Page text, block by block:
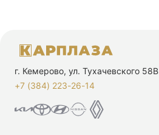
г. Кемерово, ул. Тухачевского 58В
+7 (384) 223-26-14‬